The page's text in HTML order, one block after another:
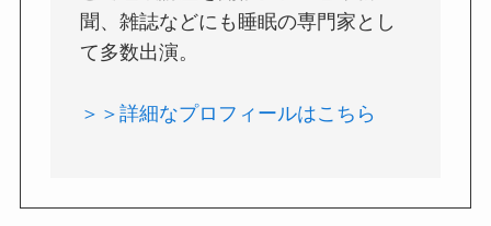
聞、雑誌などにも睡眠の専門家とし
て多数出演。
＞＞詳細なプロフィールはこちら